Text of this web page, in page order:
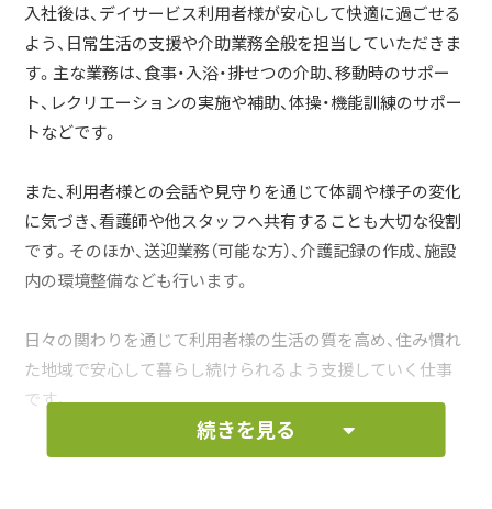
入社後は、デイサービス利用者様が安心して快適に過ごせる
よう、日常生活の支援や介助業務全般を担当していただきま
す。主な業務は、食事・入浴・排せつの介助、移動時のサポー
ト、レクリエーションの実施や補助、体操・機能訓練のサポー
トなどです。
また、利用者様との会話や見守りを通じて体調や様子の変化
に気づき、看護師や他スタッフへ共有することも大切な役割
です。そのほか、送迎業務（可能な方）、介護記録の作成、施設
内の環境整備なども行います。
日々の関わりを通じて利用者様の生活の質を高め、住み慣れ
た地域で安心して暮らし続けられるよう支援していく仕事
です。
お仕事の一例として、以下のような業務を想定し
続きを見る